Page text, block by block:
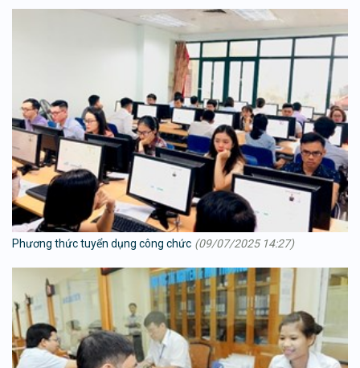
Phương thức tuyển dụng công chức (09/07/2025 14:27)